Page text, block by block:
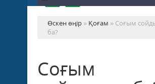
Өскен өңір » Қоғам » Соғым
ба?
Соғым